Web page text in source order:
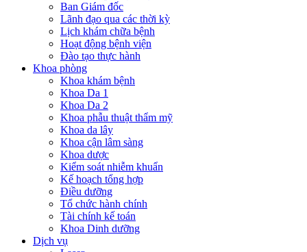
Ban Giám đốc
Lãnh đạo qua các thời kỳ
Lịch khám chữa bệnh
Hoạt động bệnh viện
Đào tạo thực hành
Khoa phòng
Khoa khám bệnh
Khoa Da 1
Khoa Da 2
Khoa phẫu thuật thẩm mỹ
Khoa da lây
Khoa cận lâm sàng
Khoa dược
Kiểm soát nhiễm khuẩn
Kế hoạch tổng hợp
Điều dưỡng
Tổ chức hành chính
Tài chính kế toán
Khoa Dinh dưỡng
Dịch vụ